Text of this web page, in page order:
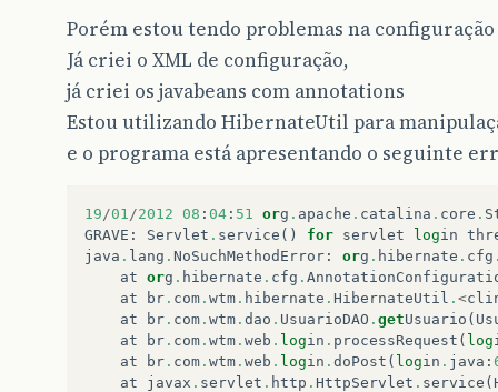
Porém estou tendo problemas na
Já criei o XML de configuração,
já criei os javabeans com annotations
Estou utilizando HibernateUtil para
e o programa está apresentando o seguinte
19 /01 /2012 08 : 04 : 51 org . apache . catalina . core .
GRAVE : Servlet . service () for servlet login
java . lang . NoSuchMethodError : org . hibernate . cfg
at org . hibernate . cfg .
at
br . com . wtm . hibernate . HibernateUtil . <
at
br . com . wtm . dao . UsuarioDAO . getUsuario (
at
br . com . wtm . web . login . processRequest ( log
at
br . com . wtm . web . login . doPost ( login . java :
at
javax . servlet . http . HttpServlet . service (